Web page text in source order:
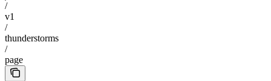
/
v1
/
thunderstorms
/
page